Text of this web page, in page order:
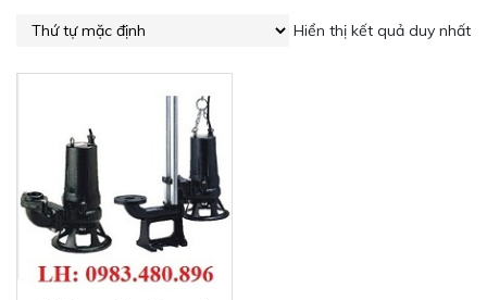
Hiển thị kết quả duy nhất